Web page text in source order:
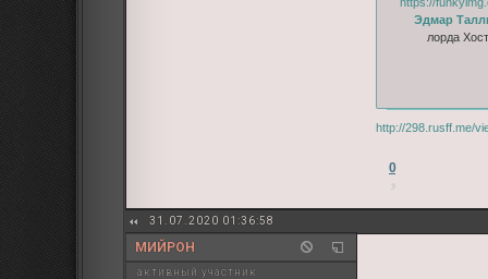
Эдмар
лорда
http://298.rusff.me/
0
31.07.2020 01:36:58
МИЙРОН
активный участник